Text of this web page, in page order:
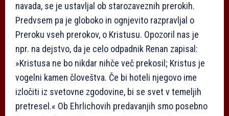
navada, se je ustavljal ob starozaveznih prerokih.
Predvsem pa je globoko in ognjevito razpravljal o
Preroku vseh prerokov, o Kristusu. Opozoril nas je
npr. na dejstvo, da je celo odpadnik Renan zapisal:
»Kristusa ne bo nikdar nihče več prekosil; Kristus je
vogelni kamen človeštva. Če bi hoteli njegovo ime
izločiti iz svetovne zgodovine, bi se svet v temeljih
pretresel.« Ob Ehrlichovih predavanjih smo posebno